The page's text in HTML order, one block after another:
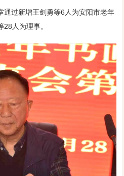
通过新增王剑勇等6人为安阳市老年
人为理事。